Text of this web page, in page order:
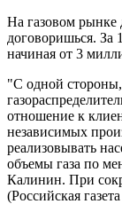
На газовом рынке
договоришься. За
начиная от 3
"С одной стороны,
отношение к
независимых
реализовывать
объемы газа по
Калинин. При
(Российская